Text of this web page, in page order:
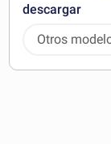
descargar
Otros
pueden